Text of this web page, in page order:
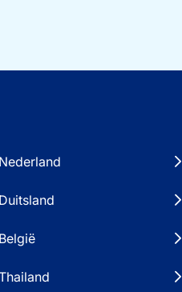
Nederland
Duitsland
België